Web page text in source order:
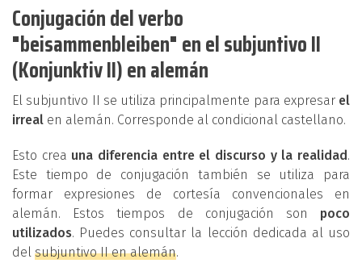
Conjugación del verbo
"beisammenbleiben" en el subjuntivo II
(Konjunktiv II) en alemán
El subjuntivo II se utiliza principalmente para expresar el
irreal en alemán. Corresponde al condicional castellano.
Esto crea una diferencia entre el discurso y la realidad.
Este tiempo de conjugación también se utiliza para
formar expresiones de cortesía convencionales en
alemán. Estos tiempos de conjugación son poco
utilizados. Puedes consultar la lección dedicada al uso
del subjuntivo II en alemán.